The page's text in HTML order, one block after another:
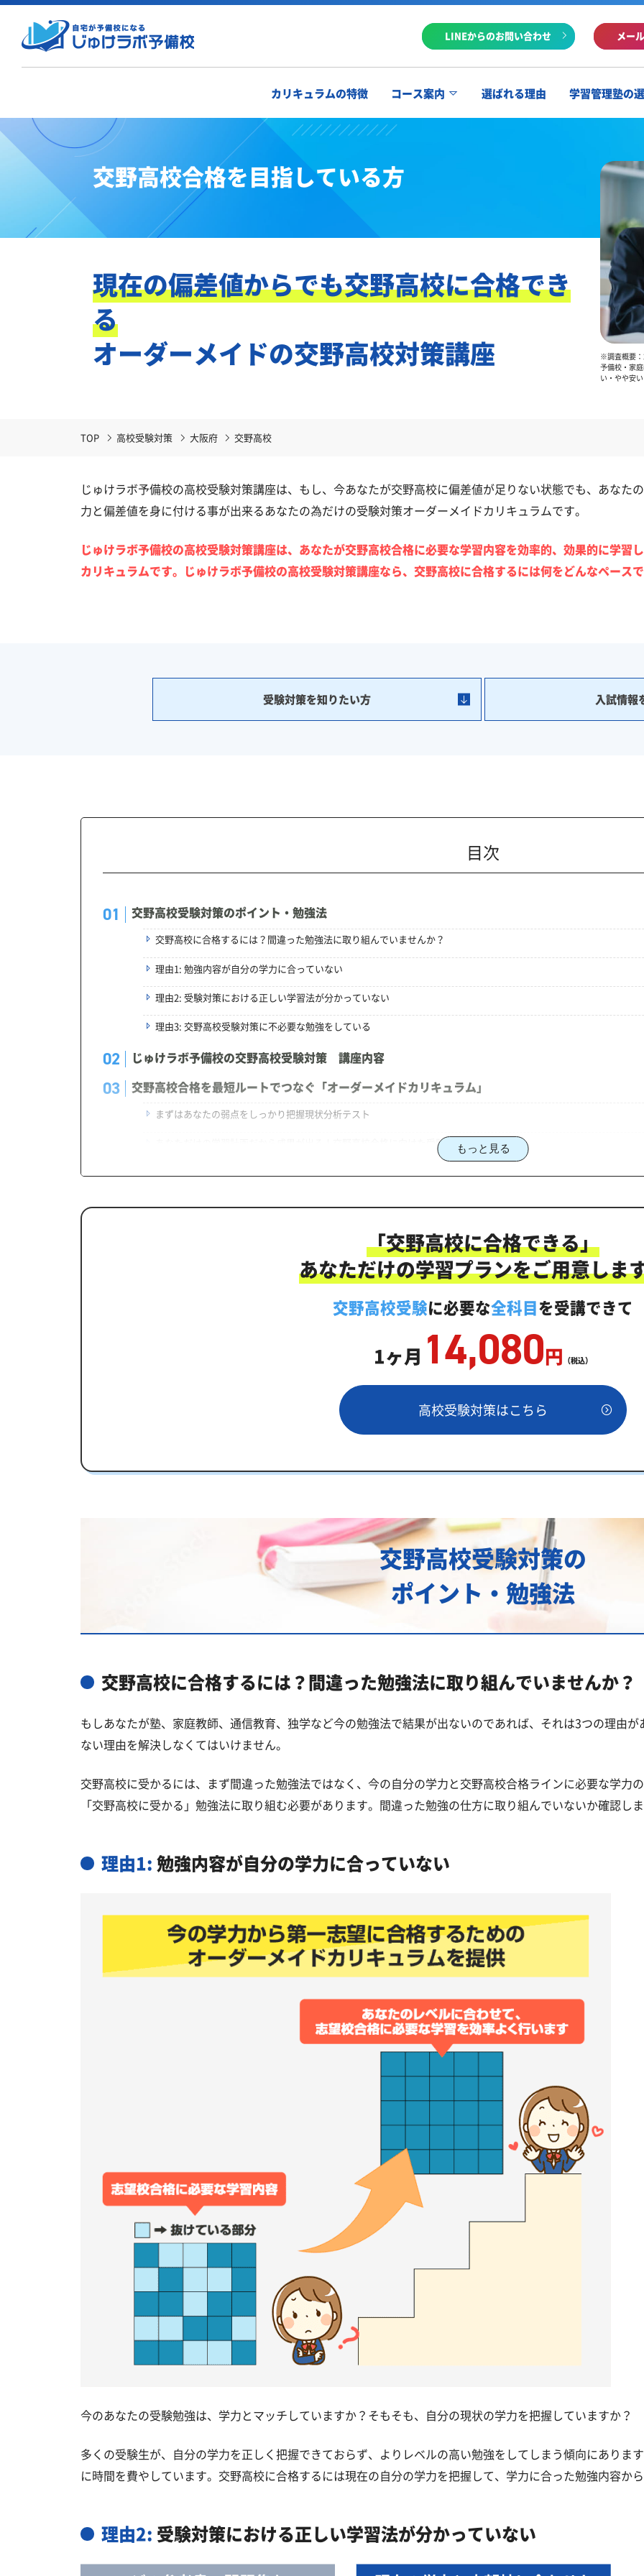
LINEからのお問い合わせ メー
カリキュラムの特徴 コース案内 選ばれる理由 学習管理塾の
交野高校合格を目指している方
現在の偏差値からでも交野高校に合格でき
る
オーダーメイドの交野高校対策講座
※調査概要
予備校・家
い・やや安
TOP 高校受験対策 大阪府 交野高校
じゅけラボ予備校の高校受験対策講座は、もし、今あなたが交野高校に偏差値が足りない状態でも、あなた
力と偏差値を身に付ける事が出来るあなたの為だけの受験対策オーダーメイドカリキュラムです。
じゅけラボ予備校の高校受験対策講座は、あなたが交野高校合格に必要な学習内容を効率的、効果的に学習
カリキュラムです。じゅけラボ予備校の高校受験対策講座なら、交野高校に合格するには何をどんなペース
受験対策を知りたい方 入試情報
目次
交野高校受験対策のポイント・勉強法
交野高校に合格するには？間違った勉強法に取り組んでいませんか？
理由1: 勉強内容が自分の学力に合っていない
理由2: 受験対策における正しい学習法が分かっていない
理由3: 交野高校受験対策に不必要な勉強をしている
じゅけラボ予備校の交野高校受験対策 講座内容
交野高校合格を最短ルートでつなぐ「オーダーメイドカリキュラム」
まずはあなたの弱点をしっかり把握現状分析テスト
あなただけの学習計画だから成果が出る！交野高校合格に向けた受験対策カリキュラム
一人でも安心、学習相談
生徒にピッタリ合った「交野高校対策のオーダーメイドカリキュラム」だから成果が出る！
カリキュラムや料金についてお気軽にご相談ください
交野高校卒業生の主な大学進学実績
交野市の他の私立高校
もっと見る
「交野高校に合格できる」
あなただけの学習プランをご用意しま
交野高校受験に必要な全科目を受講できて
1ヶ月 14,080円 （税込）
高校受験対策はこちら
交野高校受験対策の
ポイント・勉強法
交野高校に合格するには？間違った勉強法に取り組んでいませんか？
もしあなたが塾、家庭教師、通信教育、独学など今の勉強法で結果が出ないのであれば、それは3つの理由
ない理由を解決しなくてはいけません。
交野高校に受かるには、まず間違った勉強法ではなく、今の自分の学力と交野高校合格ラインに必要な学力
「交野高校に受かる」勉強法に取り組む必要があります。間違った勉強の仕方に取り組んでいないか確認し
理由1:勉強内容が自分の学力に合っていない
今のあなたの受験勉強は、学力とマッチしていますか？そもそも、自分の現状の学力を把握していますか？
多くの受験生が、自分の学力を正しく把握できておらず、よりレベルの高い勉強をしてしまう傾向にありま
に時間を費やしています。交野高校に合格するには現在の自分の学力を把握して、学力に合った勉強内容か
理由2: 受験対策における正しい学習法が分かっていない